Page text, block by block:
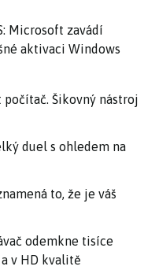
Microsoft zavádí
aktivaci Windows
Šikovný nástroj
duel s ohledem na
to, že je váš
odemkne tisíce
v HD kvalitě